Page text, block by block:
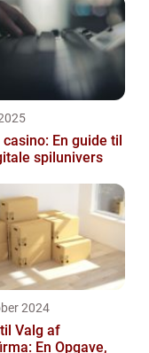
casino: En guide til
spilunivers
2024
Valg af
En Opgave,